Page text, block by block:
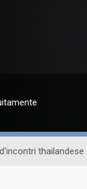
thailandese